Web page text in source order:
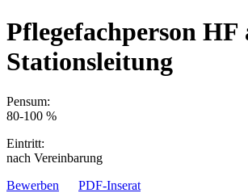
Pflegefachperson HF
Stationsleitung
Pensum:
80-100 %
Eintritt:
nach Vereinbarung
Bewerben
PDF-Inserat